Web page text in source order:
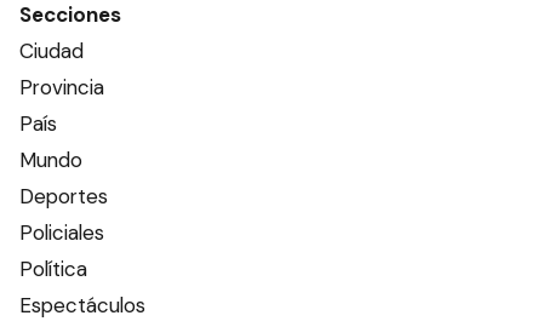
Secciones
Ciudad
Provincia
País
Mundo
Deportes
Policiales
Política
Espectáculos